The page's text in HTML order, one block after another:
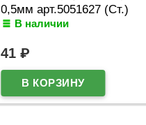
0,5мм арт.5051627 (Ст.)
В наличии
41₽